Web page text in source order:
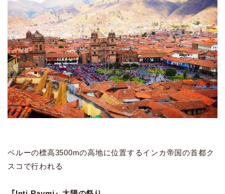
ペルーの標高3500mの高地に位置するインカ帝国の首都ク
スコで行われる